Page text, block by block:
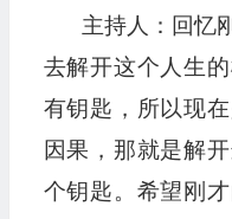
主持人：回忆
去解开这个人生
有钥匙，所以现
因果，那就是解
个钥匙。希望刚